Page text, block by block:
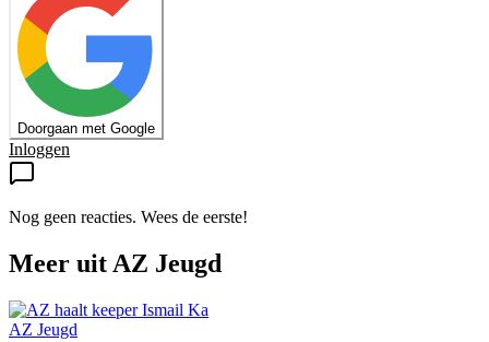
Doorgaan met Google
Inloggen
Nog geen reacties. Wees de eerste!
Meer uitAZ Jeugd
AZ Jeugd